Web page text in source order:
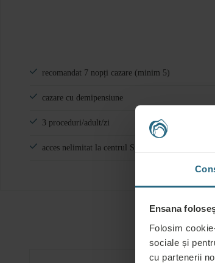
Ensana
Folosim
sociale și
cu partenerii
recomandat 7 nopți cazare (minim 5)
cazare cu demipensiune
3 proceduri/adult/zi
acces nelimitat la centrul Spa